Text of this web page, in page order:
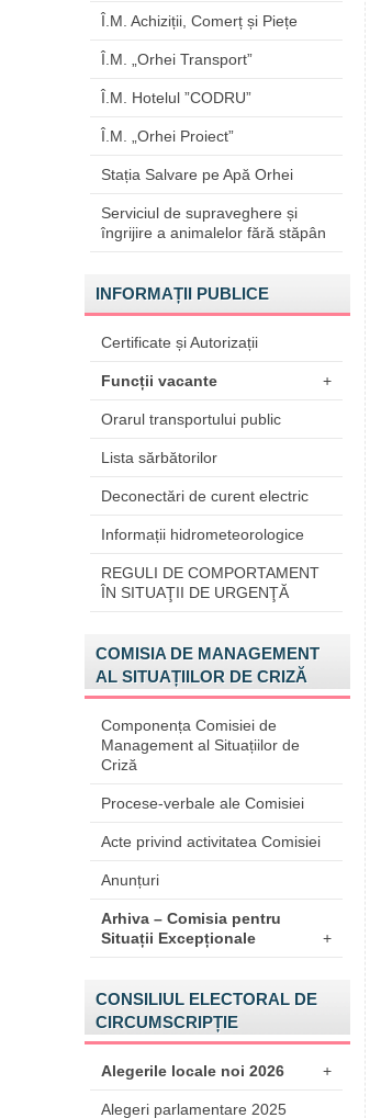
Î.M. Achiziții, Comerț și Piețe
Î.M. „Orhei Transport”
Î.M. Hotelul ”CODRU”
Î.M. „Orhei Proiect”
Stația Salvare pe Apă Orhei
Serviciul de supraveghere și
îngrijire a animalelor fără stăpân
INFORMAȚII PUBLICE
Certificate și Autorizații
Funcții vacante +
Orarul transportului public
Lista sărbătorilor
Deconectări de curent electric
Informații hidrometeorologice
REGULI DE COMPORTAMENT
ÎN SITUAŢII DE URGENŢĂ
COMISIA DE MANAGEMENT
AL SITUAȚIILOR DE CRIZĂ
Componența Comisiei de
Management al Situațiilor de
Criză
Procese-verbale ale Comisiei
Acte privind activitatea Comisiei
Anunțuri
Arhiva – Comisia pentru
Situații Excepționale
+
CONSILIUL ELECTORAL DE
CIRCUMSCRIPȚIE
Alegerile locale noi 2026 +
Alegeri parlamentare 2025